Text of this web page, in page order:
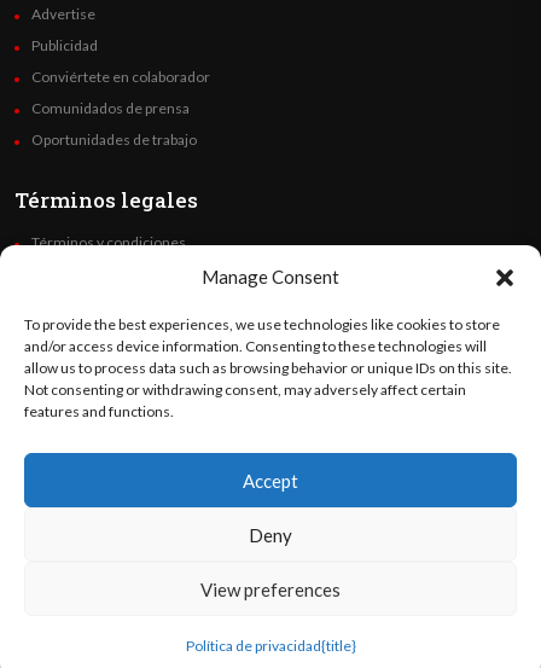
Manage Consent
To provide the best experiences, we use technologies like cookies to store
and/or access device information. Consenting to these technologies will
allow us to process data such as browsing behavior or unique IDs on this site.
Not consenting or withdrawing consent, may adversely affect certain
features and functions.
Accept
Deny
View preferences
Política de privacidad{title}
Advertise
Publicidad
Conviértete en colaborador
Comunidados de prensa
Oportunidades de trabajo
Términos legales
Términos y condiciones
Code of Ethics
Síguenos
©OratoWorld Media 2026. Todos los derechos reservados..